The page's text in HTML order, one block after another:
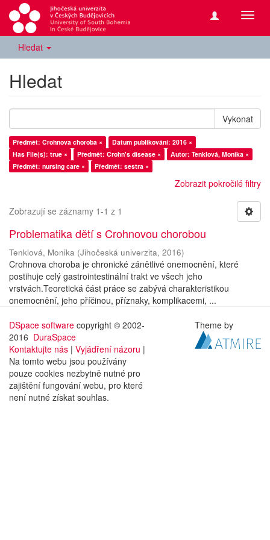
Hledat
Hledat
Vykonat
Předmět: Crohnova choroba ×
Datum publikování: 2016 ×
Has File(s): true ×
Předmět: Crohn's disease ×
Autor: Tenklová, Monika ×
Předmět: nursing care ×
Předmět: sestra ×
Zobrazit pokročilé filtry
Zobrazují se záznamy 1-1 z 1
Problematika dětí s Crohnovou chorobou
Tenklová, Monika (Jihočeská univerzita, 2016)
Crohnova choroba je chronické zánětlivé onemocnění, které
postihuje celý gastrointestinální trakt ve všech jeho
vrstvách.Teoretická část práce se zabývá charakteristikou
onemocnění, jeho příčinou, příznaky, komplikacemi, ...
DSpace software copyright © 2002-
2016 DuraSpace
Kontaktujte nás | Vyjádření názoru |
Na tomto webu jsou používány
pouze cookies nezbytně nutné pro
zajištění fungování webu, pro které
není nutné získat souhlas.
Theme by